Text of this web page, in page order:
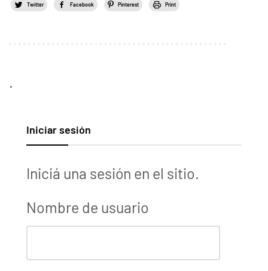
Twitter Facebook Pinterest Print
.
Iniciar sesión
Iniciá una sesión en el sitio.
Nombre de usuario